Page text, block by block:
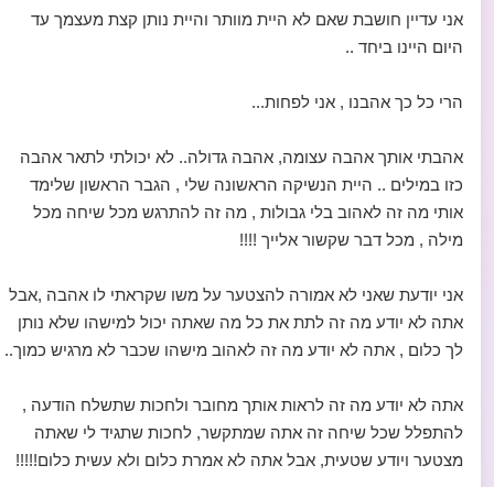
אני עדיין חושבת שאם לא היית מוותר והיית נותן קצת מעצמך עד
היום היינו ביחד ..
הרי כל כך אהבנו , אני לפחות...
אהבתי אותך אהבה עצומה, אהבה גדולה.. לא יכולתי לתאר אהבה
כזו במילים .. היית הנשיקה הראשונה שלי , הגבר הראשון שלימד
אותי מה זה לאהוב בלי גבולות , מה זה להתרגש מכל שיחה מכל
מילה , מכל דבר שקשור אלייך !!!!
אני יודעת שאני לא אמורה להצטער על משו שקראתי לו אהבה ,אבל
אתה לא יודע מה זה לתת את כל מה שאתה יכול למישהו שלא נותן
לך כלום , אתה לא יודע מה זה לאהוב מישהו שכבר לא מרגיש כמוך..
אתה לא יודע מה זה לראות אותך מחובר ולחכות שתשלח הודעה ,
להתפלל שכל שיחה זה אתה שמתקשר, לחכות שתגיד לי שאתה
מצטער ויודע שטעית, אבל אתה לא אמרת כלום ולא עשית כלום!!!!!